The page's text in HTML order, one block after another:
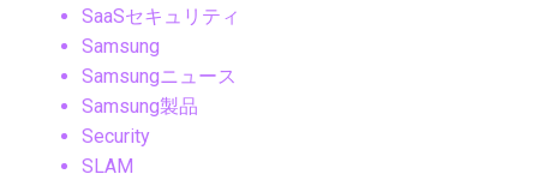
SaaSセキュリティ
Samsung
Samsungニュース
Samsung製品
Security
SLAM